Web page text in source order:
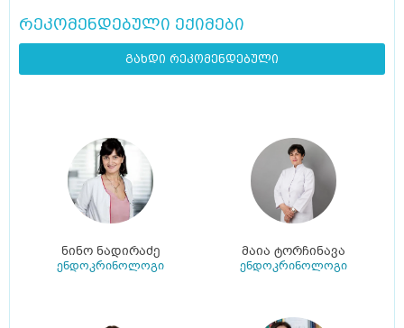
რეკომენდებული ექიმები
გახდი რეკომენდებული
ნინო ნადირაძე
ენდოკრინოლოგი
მაია ტორჩინავა
ენდოკრინოლოგი